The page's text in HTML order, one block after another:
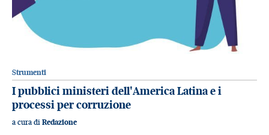
Strumenti
I pubblici ministeri dell'America Latina e i
processi per corruzione
a cura di Redazione